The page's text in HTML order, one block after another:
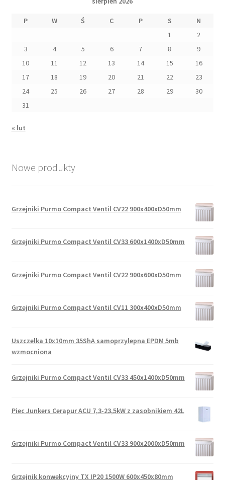
P W Ś C P S
N
1
2
3
4 5 6 7 8
9
10
11 12 13 14 15
16
17
18 19 20 21 22
23
24
25 26 27 28 29
30
31
« lut
Nowe produkty
Grzejniki Purmo Compact Ventil CV22 900x400xD50mm
Grzejniki Purmo Compact Ventil CV33 600x1400xD50mm
Grzejniki Purmo Compact Ventil CV22 900x600xD50mm
Grzejniki Purmo Compact Ventil CV11 300x400xD50mm
Uszczelka 10x10mm 35ShA samoprzylepna EPDM 5mb
wzmocniona
Grzejniki Purmo Compact Ventil CV33 450x1400xD50mm
Piec Junkers Cerapur ACU 7,3-23,5kW z zasobnikiem 42L
Grzejniki Purmo Compact Ventil CV33 900x2000xD50mm
Grzejnik konwekcyjny TX IP20 1500W 600x450x80mm